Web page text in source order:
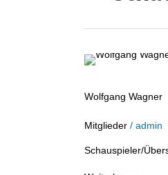
Wolfgang Wagner
Mitglieder / admin
Schauspieler/
Wolfgang Wagner